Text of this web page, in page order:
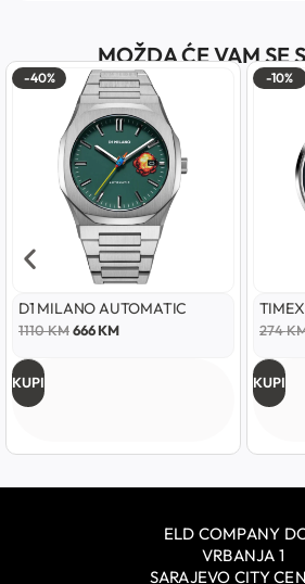
MOŽDA ĆE VAM SE
-40%
D1 MILANO AUTOMATIC
1110KM666KM
KUPI
-10%
274
KUPI
ELD COMPANY
VRBANJA 1
SARAJEVO CITY